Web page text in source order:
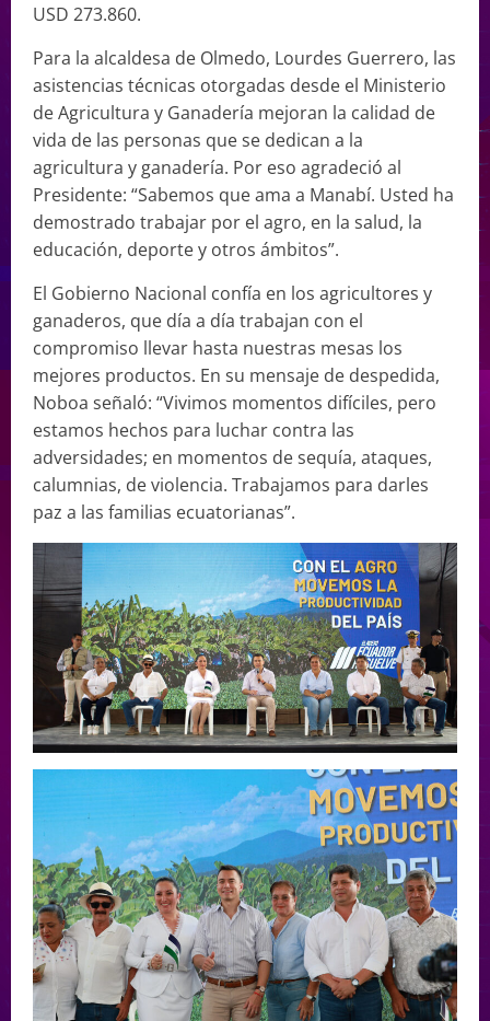
USD 273.860.
Para la alcaldesa de Olmedo, Lourdes Guerrero, las
asistencias técnicas otorgadas desde el Ministerio
de Agricultura y Ganadería mejoran la calidad de
vida de las personas que se dedican a la
agricultura y ganadería. Por eso agradeció al
Presidente: “Sabemos que ama a Manabí. Usted ha
demostrado trabajar por el agro, en la salud, la
educación, deporte y otros ámbitos”.
El Gobierno Nacional confía en los agricultores y
ganaderos, que día a día trabajan con el
compromiso llevar hasta nuestras mesas los
mejores productos. En su mensaje de despedida,
Noboa señaló: “Vivimos momentos difíciles, pero
estamos hechos para luchar contra las
adversidades; en momentos de sequía, ataques,
calumnias, de violencia. Trabajamos para darles
paz a las familias ecuatorianas”.